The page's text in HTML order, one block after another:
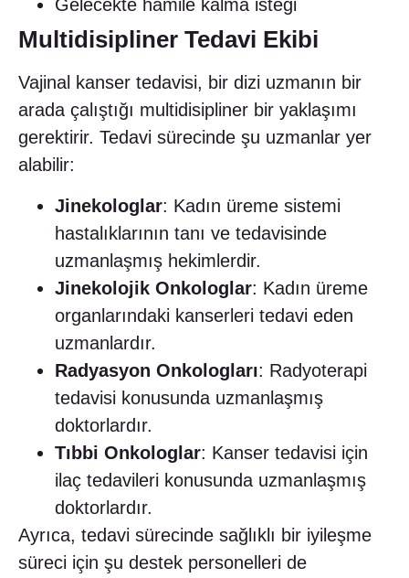
Gelecekte hamile kalma isteği
Multidisipliner Tedavi Ekibi
Vajinal kanser tedavisi, bir dizi uzmanın bir
arada çalıştığı multidisipliner bir yaklaşımı
gerektirir. Tedavi sürecinde şu uzmanlar yer
alabilir:
Jinekologlar: Kadın üreme sistemi
hastalıklarının tanı ve tedavisinde
uzmanlaşmış hekimlerdir.
Jinekolojik Onkologlar: Kadın üreme
organlarındaki kanserleri tedavi eden
uzmanlardır.
Radyasyon Onkologları: Radyoterapi
tedavisi konusunda uzmanlaşmış
doktorlardır.
Tıbbi Onkologlar: Kanser tedavisi için
ilaç tedavileri konusunda uzmanlaşmış
doktorlardır.
Ayrıca, tedavi sürecinde sağlıklı bir iyileşme
süreci için şu destek personelleri de